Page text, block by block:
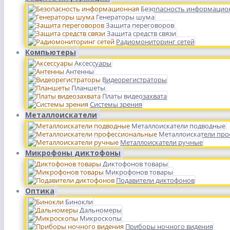
Безопасность
Генераторы шума
Защита переговоров
Защита средств связи
Радиомониторинг сетей
Компьютеры
Аксессуары
Антенны
Видеорегистраторы
Планшеты
Платы видеозахвата
Системы зрения
Металлоискатели
Металлоискатели подводные
Металлоискатели
Металлоискатели ручные
Микрофоны диктофоны
Диктофонов товары
Микрофонов товары
Подавители диктофонов
Оптика
Бинокли
Дальномеры
Микроскопы
Приборы ночного видения